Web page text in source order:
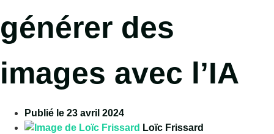
générer des
images avec l’IA
Publié le 23 avril 2024
Loïc Frissard